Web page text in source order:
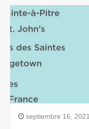
septiembre 16, 2021